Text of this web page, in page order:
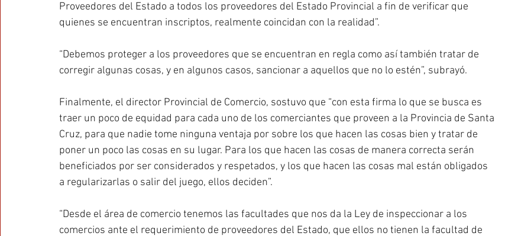
Proveedores del Estado a todos los proveedores del Estado Provincial a fin de verificar que
quienes se encuentran inscriptos, realmente coincidan con la realidad”.
“Debemos proteger a los proveedores que se encuentran en regla como así también tratar de
corregir algunas cosas, y en algunos casos, sancionar a aquellos que no lo estén”, subrayó.
Finalmente, el director Provincial de Comercio, sostuvo que “con esta firma lo que se busca es
traer un poco de equidad para cada uno de los comerciantes que proveen a la Provincia de Santa
Cruz, para que nadie tome ninguna ventaja por sobre los que hacen las cosas bien y tratar de
poner un poco las cosas en su lugar. Para los que hacen las cosas de manera correcta serán
beneficiados por ser considerados y respetados, y los que hacen las cosas mal están obligados
a regularizarlas o salir del juego, ellos deciden”.
“Desde el área de comercio tenemos las facultades que nos da la Ley de inspeccionar a los
comercios ante el requerimiento de proveedores del Estado, que ellos no tienen la facultad de